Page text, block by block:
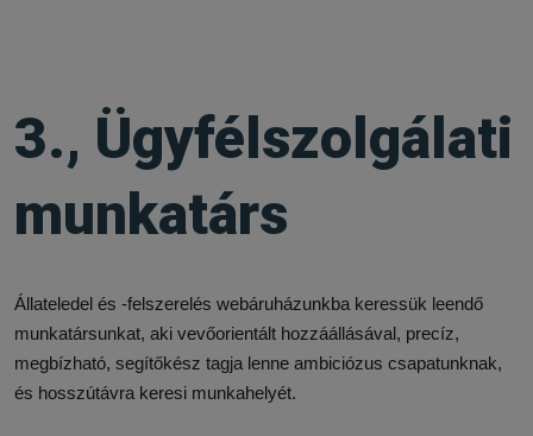
3., Ügyfélszolgálati
munkatárs
Állateledel és -felszerelés webáruházunkba keressük leendő
munkatársunkat, aki vevőorientált hozzáállásával, precíz,
megbízható, segítőkész tagja lenne ambiciózus csapatunknak,
és hosszútávra keresi munkahelyét.